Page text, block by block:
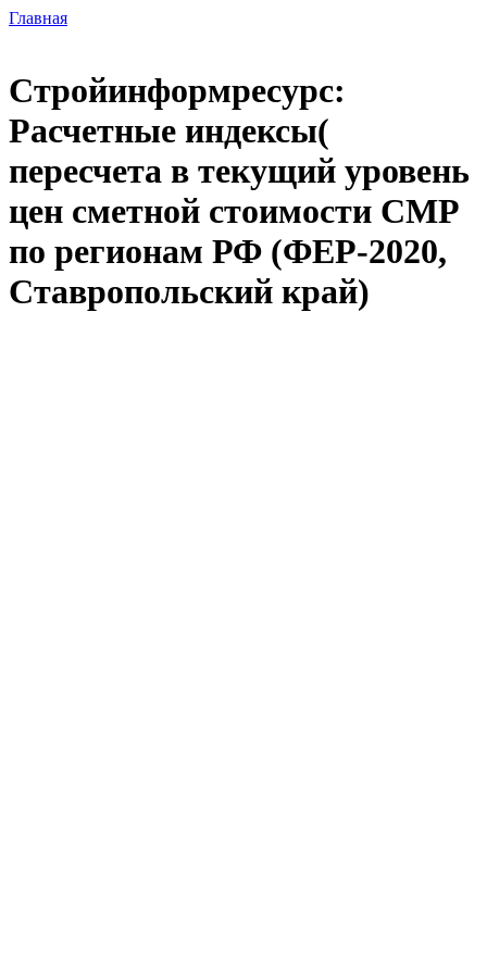
Главная
Стройинформресурс:
Расчетные индексы(
пересчета в текущий уровень
цен сметной стоимости СМР
по регионам РФ (ФЕР-2020,
Ставропольский край)